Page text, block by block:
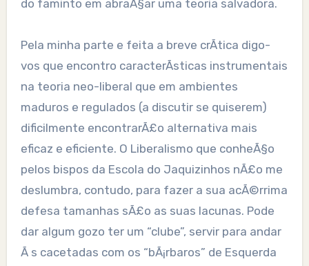
do faminto em abraÃ§ar uma teoria salvadora.
Pela minha parte e feita a breve crÃ­tica digo-
vos que encontro caracterÃ­sticas instrumentais
na teoria neo-liberal que em ambientes
maduros e regulados (a discutir se quiserem)
dificilmente encontrarÃ£o alternativa mais
eficaz e eficiente. O Liberalismo que conheÃ§o
pelos bispos da Escola do Jaquizinhos nÃ£o me
deslumbra, contudo, para fazer a sua acÃ©rrima
defesa tamanhas sÃ£o as suas lacunas. Pode
dar algum gozo ter um “clube”, servir para andar
Ã s cacetadas com os “bÃ¡rbaros” de Esquerda